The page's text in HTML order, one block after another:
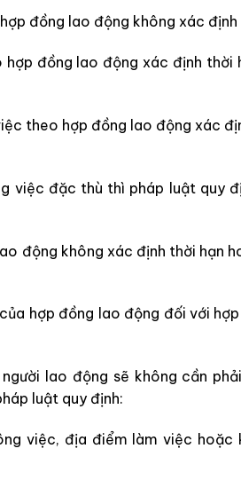
đồng lao động không xác định
đồng lao động xác định thời
theo hợp đồng lao động xác
việc đặc thù thì pháp luật quy
động không xác định thời hạn
hợp đồng lao động đối với
lao động sẽ không cần
luật quy định:
việc, địa điểm làm việc hoặc